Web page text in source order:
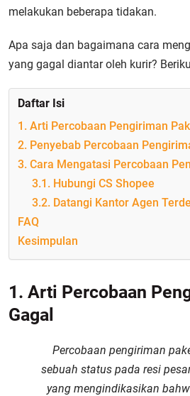
melakukan beberapa tidakan.
Apa saja dan bagaimana cara
yang gagal diantar oleh kurir?
Daftar Isi
1. Arti Percobaan Pengiriman
2. Penyebab Percobaan
3. Cara Mengatasi Percobaan
3.1. Hubungi CS Shopee
3.2. Datangi Kantor Agen
FAQ
Kesimpulan
1. Arti Percobaan
Gagal
Percobaan pengiriman
sebuah status pada resi
yang mengindikasikan